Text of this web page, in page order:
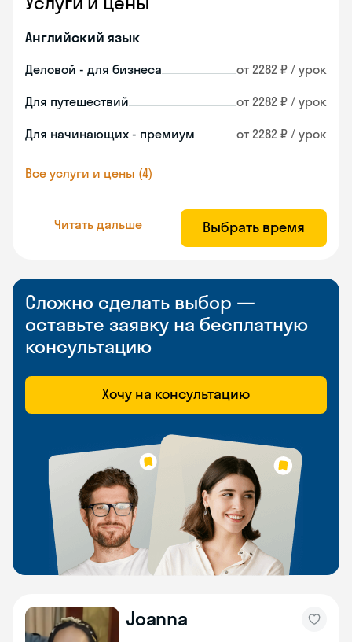
Английский язык
Деловой - для бизнеса от 2282 ₽ / урок
Для путешествий от 2282 ₽ / урок
Для начинающих - премиум от 2282 ₽ / урок
Все услуги и цены (4)
Читать дальше Выбрать время
Сложно сделать выбор —
оставьте заявку на бесплатную
консультацию
Хочу на консультацию
Joanna